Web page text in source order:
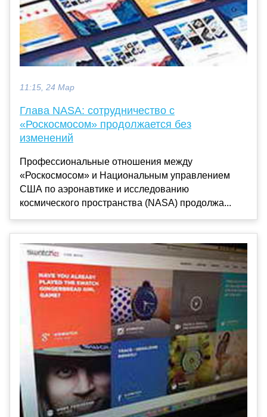
11:15, 24 Мар
Глава NASA: сотрудничество с
«Роскосмосом» продолжается без
изменений
Профессиональные отношения между
«Роскосмосом» и Национальным управлением
США по аэронавтике и исследованию
космического пространства (NASA) продолжа...